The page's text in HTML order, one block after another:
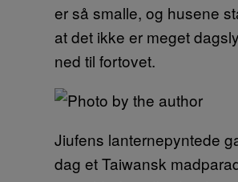
er så smalle, og husene
at det ikke er meget
ned til fortovet.
Jiufens lanternepyntede
dag et Taiwansk